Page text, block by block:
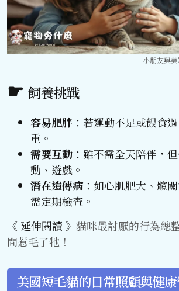
小朋友與
飼養挑戰
容易肥胖 ：若運動不足或餵食
重。
需要互動 ：雖不需全天陪伴，
動、遊戲。
潛在遺傳病 ：如心肌肥大、髖
需定期檢查。
《 延伸閱讀 》 貓咪最討厭的行為總
間惹毛了牠！
美國短毛貓的日常照顧與健